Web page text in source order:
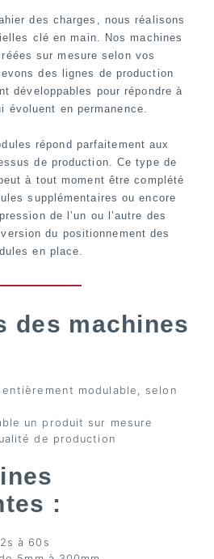
des charges, nous réalisons
clé en main. Nos machines
sur mesure selon vos
des lignes de production
développables pour répondre à
évoluent en permanence.
répond parfaitement aux
de production. Ce type de
à tout moment être complété
supplémentaires ou encore
de l’un ou l’autre des
du positionnement des
en place.
des machines
modulable, selon
un produit sur mesure
de production
:
à 60s